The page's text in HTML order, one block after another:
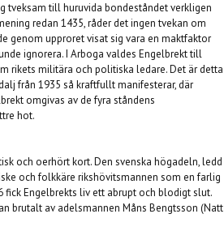
tveksam till huruvida bondeståndet verkligen
redan 1435, råder det ingen tvekan om
genom upproret visat sig vara en maktfaktor
ignorera. I Arboga valdes Engelbrekt till
rikets militära och politiska ledare. Det är detta
från 1935 så kraftfullt manifesterar, där
omgivas av de fyra ståndens
hot.
och oerhört kort. Den svenska högadeln, ledd
och folkkäre rikshövitsmannen som en farlig
Engelbrekts liv ett abrupt och blodigt slut.
brutalt av adelsmannen Måns Bengtsson (Natt